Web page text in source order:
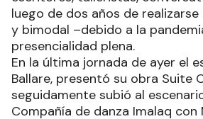
luego de dos años de
y bimodal –debido a la
presencialidad plena.
En la última jornada de ayer el
Ballare, presentó su obra Suite
seguidamente subió al
Compañía de danza Imalaq con